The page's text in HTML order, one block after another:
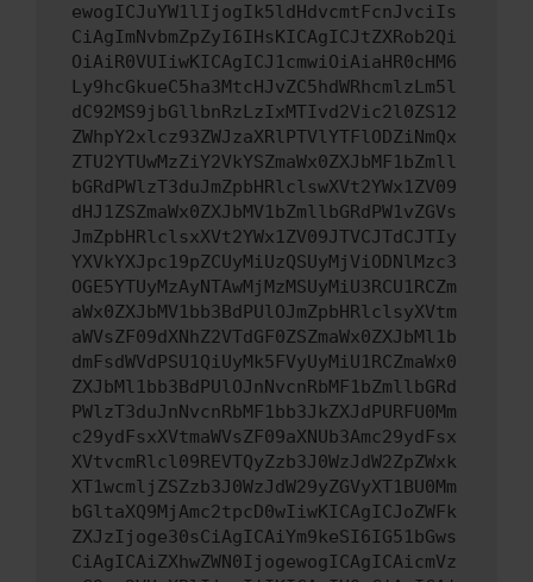
ewogICJuYW1lIjogIk5ldHdvcmtFcnJvciIs
CiAgImNvbmZpZyI6IHsKICAgICJtZXRob2Qi
OiAiR0VUIiwKICAgICJ1cmwiOiAiaHR0cHM6
Ly9hcGkueC5ha3MtcHJvZC5hdWRhcmlzLm5l
dC92MS9jbGllbnRzLzIxMTIvd2Vic2l0ZS12
ZWhpY2xlcz93ZWJzaXRlPTVlYTFlODZiNmQx
ZTU2YTUwMzZiY2VkYSZmaWx0ZXJbMF1bZmll
bGRdPWlzT3duJmZpbHRlclswXVt2YWx1ZV09
dHJ1ZSZmaWx0ZXJbMV1bZmllbGRdPW1vZGVs
JmZpbHRlclsxXVt2YWx1ZV09JTVCJTdCJTIy
YXVkYXJpc19pZCUyMiUzQSUyMjViODNlMzc3
OGE5YTUyMzAyNTAwMjMzMSUyMiU3RCU1RCZm
aWx0ZXJbMV1bb3BdPUlOJmZpbHRlclsyXVtm
aWVsZF09dXNhZ2VTdGF0ZSZmaWx0ZXJbMl1b
dmFsdWVdPSU1QiUyMk5FVyUyMiU1RCZmaWx0
ZXJbMl1bb3BdPUlOJnNvcnRbMF1bZmllbGRd
PWlzT3duJnNvcnRbMF1bb3JkZXJdPURFU0Mm
c29ydFsxXVtmaWVsZF09aXNUb3Amc29ydFsx
XVtvcmRlcl09REVTQyZzb3J0WzJdW2ZpZWxk
XT1wcmljZSZzb3J0WzJdW29yZGVyXT1BU0Mm
bGltaXQ9MjAmc2tpcD0wIiwKICAgICJoZWFk
ZXJzIjoge30sCiAgICAiYm9keSI6IG51bGws
CiAgICAiZXhwZWN0IjogewogICAgICAicmVz